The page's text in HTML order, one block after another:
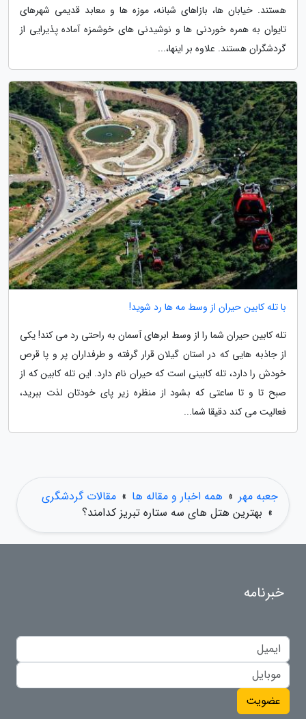
هستند. خیابان ها، بازاهای شبانه، موزه ها و معابد قدیمی شهرهای
تایوان به همره خوردنی ها و نوشیدنی های خوشمزه آماده پذیرایی از
گردشگران هستند. علاوه بر اینها،...
با تله کابین حیران از وسط مه ها رد شوید!
تله کابین حیران شما را از وسط ابرهای آسمان به راحتی رد می کند! یکی
از جاذبه هایی که در استان گیلان قرار گرفته و طرفداران پر و پا قرص
خودش را دارد، تله کابینی است که حیران نام دارد. این تله کابین که از
صبح تا و تا ساعتی که بشود از منظره زیر پای خودتان لذت ببرید،
فعالیت می کند دقیقا شما...
جعبه مهر » همه اخبار و مقاله ها » مقالات گردشگری
» بهترین هتل های سه ستاره تبریز کدامند؟
خبرنامه
عضویت